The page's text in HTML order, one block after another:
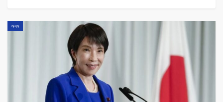
অসম